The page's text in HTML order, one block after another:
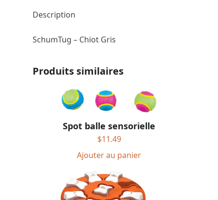
Description
SchumTug – Chiot Gris
Produits similaires
Spot balle sensorielle
$11.49
Ajouter au panier